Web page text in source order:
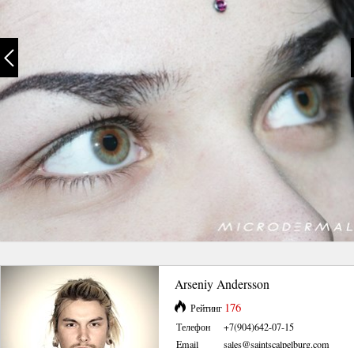
Arseniy Andersson
Рейтинг 176
Телефон
+7(904)642-07-15
Email
sales@saintscalpelburg.com